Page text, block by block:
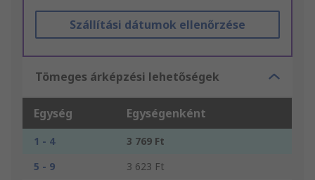
Szállítási dátumok ellenőrzése
Tömeges árképzési lehetőségek
Egység Egységenként
1 - 4
3 769 Ft
5 - 9
3 623 Ft